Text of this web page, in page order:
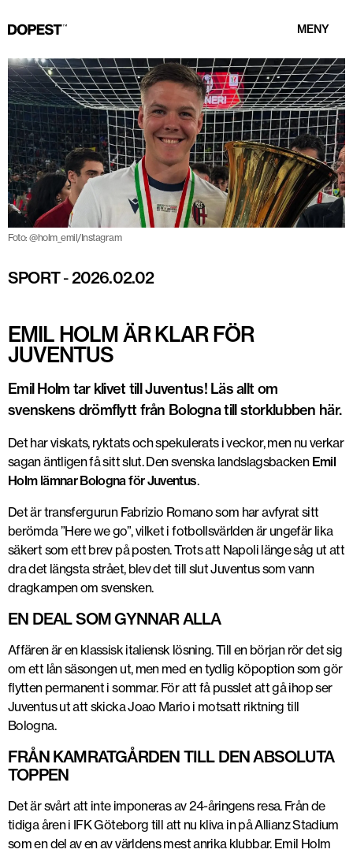
MENY
Foto: @holm_emil/Instagram
SPORT- 2026.02.02
EMIL HOLM ÄR KLAR FÖR
JUVENTUS
Emil Holm tar klivet till Juventus! Läs allt om
svenskens drömflytt från Bologna till storklubben här.
Det har viskats, ryktats och spekulerats i veckor, men nu verkar
sagan äntligen få sitt slut. Den svenska landslagsbacken Emil
Holm lämnar Bologna för Juventus.
Det är transfergurun Fabrizio Romano som har avfyrat sitt
berömda ”Here we go”, vilket i fotbollsvärlden är ungefär lika
säkert som ett brev på posten. Trots att Napoli länge såg ut att
dra det längsta strået, blev det till slut Juventus som vann
dragkampen om svensken.
EN DEAL SOM GYNNAR ALLA
Affären är en klassisk italiensk lösning. Till en början rör det sig
om ett lån säsongen ut, men med en tydlig köpoption som gör
flytten permanent i sommar. För att få pusslet att gå ihop ser
Juventus ut att skicka Joao Mario i motsatt riktning till
Bologna.
FRÅN KAMRATGÅRDEN TILL DEN ABSOLUTA
TOPPEN
Det är svårt att inte imponeras av 24-åringens resa. Från de
tidiga åren i IFK Göteborg till att nu kliva in på Allianz Stadium
som en del av en av världens mest anrika klubbar. Emil Holm